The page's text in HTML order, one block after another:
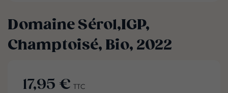
Domaine Sérol,IGP,
Champtoisé, Bio, 2022
17,95 € TTC